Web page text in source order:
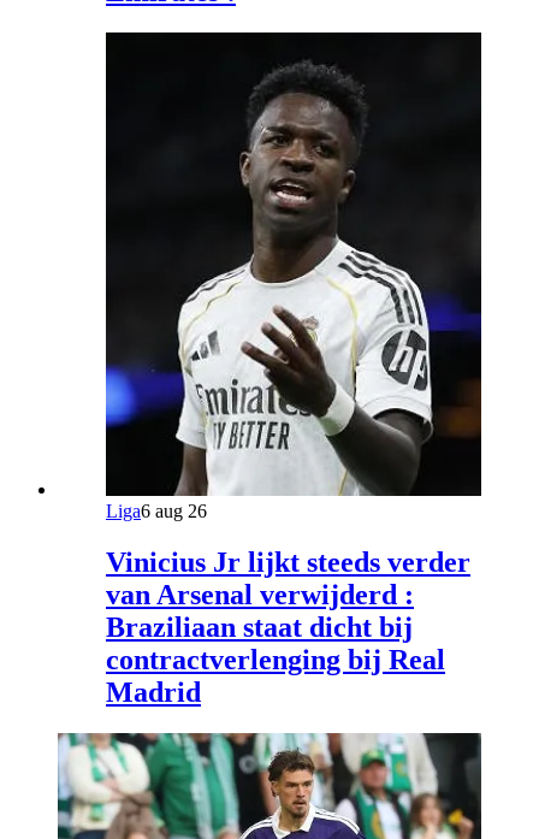
Liga6 aug 26
Vinicius Jr lijkt steeds verder
van Arsenal verwijderd :
Braziliaan staat dicht bij
contractverlenging bij Real
Madrid